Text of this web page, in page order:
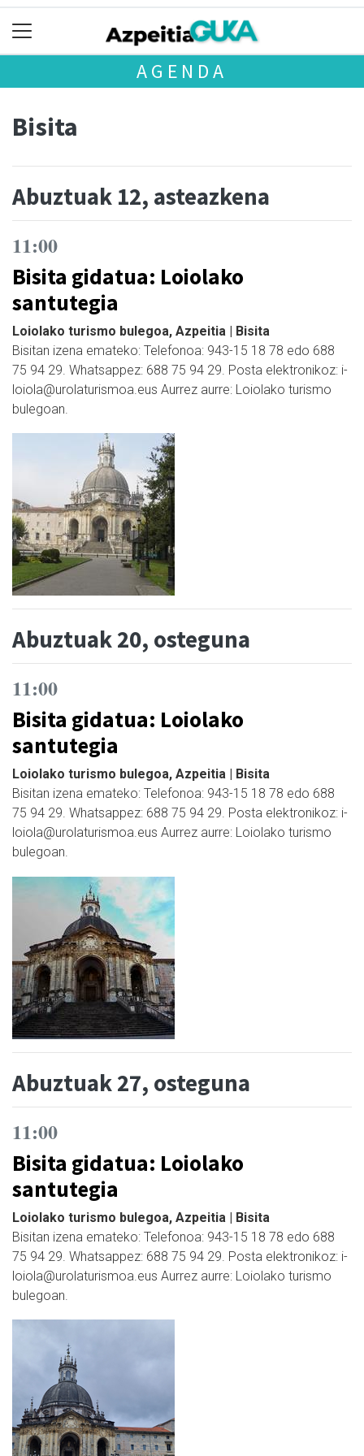
AGENDA
Bisita
Abuztuak 12, asteazkena
11:00
Bisita gidatua: Loiolako
santutegia
Loiolako turismo bulegoa, Azpeitia | Bisita
Bisitan izena emateko: Telefonoa: 943-15 18 78 edo 688
75 94 29. Whatsappez: 688 75 94 29. Posta elektronikoz: i-
loiola@urolaturismoa.eus Aurrez aurre: Loiolako turismo
bulegoan.
Abuztuak 20, osteguna
11:00
Bisita gidatua: Loiolako
santutegia
Loiolako turismo bulegoa, Azpeitia | Bisita
Bisitan izena emateko: Telefonoa: 943-15 18 78 edo 688
75 94 29. Whatsappez: 688 75 94 29. Posta elektronikoz: i-
loiola@urolaturismoa.eus Aurrez aurre: Loiolako turismo
bulegoan.
Abuztuak 27, osteguna
11:00
Bisita gidatua: Loiolako
santutegia
Loiolako turismo bulegoa, Azpeitia | Bisita
Bisitan izena emateko: Telefonoa: 943-15 18 78 edo 688
75 94 29. Whatsappez: 688 75 94 29. Posta elektronikoz: i-
loiola@urolaturismoa.eus Aurrez aurre: Loiolako turismo
bulegoan.